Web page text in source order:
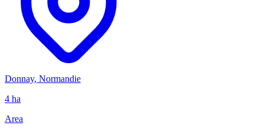
Donnay, Normandie
4 ha
Area